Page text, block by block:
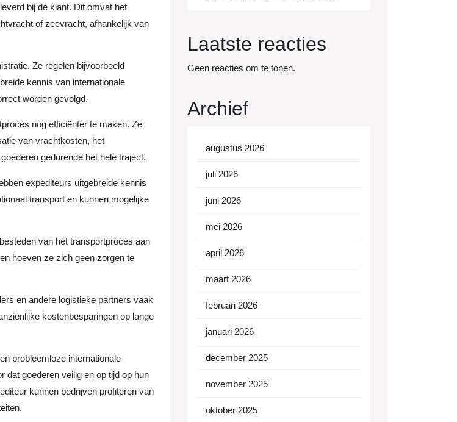
bij de klant. Dit omvat het
of zeevracht, afhankelijk van
Ze regelen bijvoorbeeld
kennis van internationale
worden gevolgd.
nog efficiënter te maken. Ze
van vrachtkosten, het
gedurende het hele traject.
expediteurs uitgebreide kennis
transport en kunnen mogelijke
van het transportproces aan
hoeven ze zich geen zorgen te
en andere logistieke partners vaak
kostenbesparingen op lange
probleemloze internationale
dat goederen veilig en op tijd op hun
kunnen bedrijven profiteren van
Laatste reacties
Geen reacties om te tonen.
Archief
augustus 2026
juli 2026
juni 2026
mei 2026
april 2026
maart 2026
februari 2026
januari 2026
december 2025
november 2025
oktober 2025